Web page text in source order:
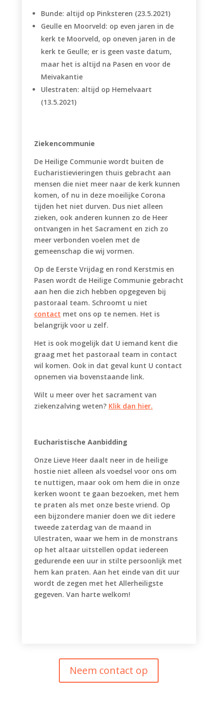
Bunde: altijd op Pinksteren (23.5.2021)
Geulle en Moorveld: op even jaren in de
kerk te Moorveld, op oneven jaren in de
kerk te Geulle; er is geen vaste datum,
maar het is altijd na Pasen en voor de
Meivakantie
Ulestraten: altijd op Hemelvaart
(13.5.2021)
Ziekencommunie
De Heilige Communie wordt buiten de
Eucharistievieringen thuis gebracht aan
mensen die niet meer naar de kerk kunnen
komen, of nu in deze moeilijke Corona
tijden het niet durven. Dus niet alleen
zieken, ook anderen kunnen zo de Heer
ontvangen in het Sacrament en zich zo
meer verbonden voelen met de
gemeenschap die wij vormen.
Op de Eerste Vrijdag en rond Kerstmis en
Pasen wordt de Heilige Communie gebracht
aan hen die zich hebben opgegeven bij
pastoraal team. Schroomt u niet
contact met ons op te nemen. Het is
belangrijk voor u zelf.
Het is ook mogelijk dat U iemand kent die
graag met het pastoraal team in contact
wil komen. Ook in dat geval kunt U contact
opnemen via bovenstaande link.
Wilt u meer over het sacrament van
ziekenzalving weten? Klik dan hier.
Eucharistische Aanbidding
Onze Lieve Heer daalt neer in de heilige
hostie niet alleen als voedsel voor ons om
te nuttigen, maar ook om hem die in onze
kerken woont te gaan bezoeken, met hem
te praten als met onze beste vriend. Op
een bijzondere manier doen we dit iedere
tweede zaterdag van de maand in
Ulestraten, waar we hem in de monstrans
op het altaar uitstellen opdat iedereen
gedurende een uur in stilte persoonlijk met
hem kan praten. Aan het einde van dit uur
wordt de zegen met het Allerheiligste
gegeven. Van harte welkom!
Neem contact op